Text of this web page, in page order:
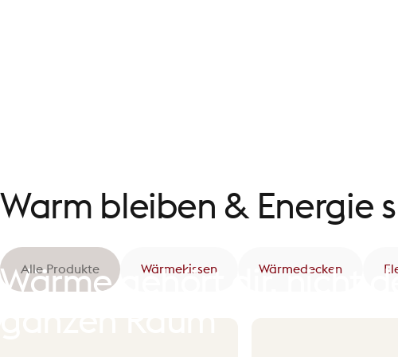
Wärme gehört dir, nicht
Warm bleiben & Energie
Alle Produkte Wärmekissen Wärmedecken